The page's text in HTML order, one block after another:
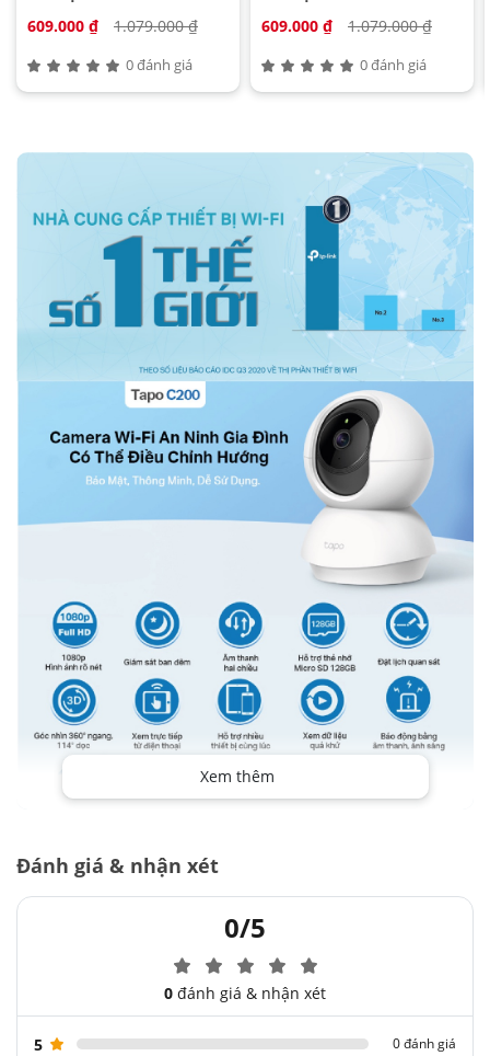
609.000 ₫
1.079.000 ₫
0 đánh giá
609.000 ₫
1.079.000 ₫
0 đánh giá
Xem thêm
Đánh giá & nhận xét
0/5
0 đánh giá & nhận xét
5 0 đánh giá